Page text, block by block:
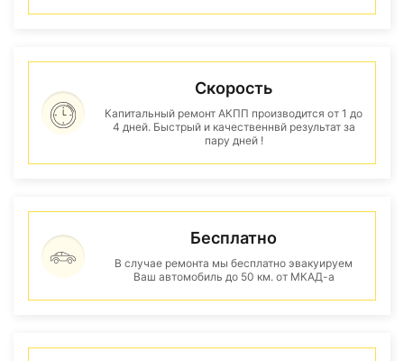
Скорость
Капитальный ремонт АКПП производится от 1 до
4 дней. Быстрый и качественнвй результат за
пару дней !
Бесплатно
В случае ремонта мы бесплатно эвакуируем
Ваш автомобиль до 50 км. от МКАД-а